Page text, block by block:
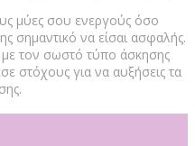
μύες σου ενεργούς όσο
σημαντικό να είσαι ασφαλής.
τον σωστό τύπο άσκησης
στόχους για να αυξήσεις τα